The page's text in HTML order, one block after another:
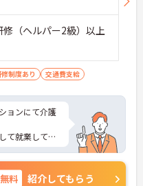
（ヘルパー2級）以上
制度あり 交通費支給
ョンにて介護
て就業して頂
どお話致しま
。
無料 紹介してもらう